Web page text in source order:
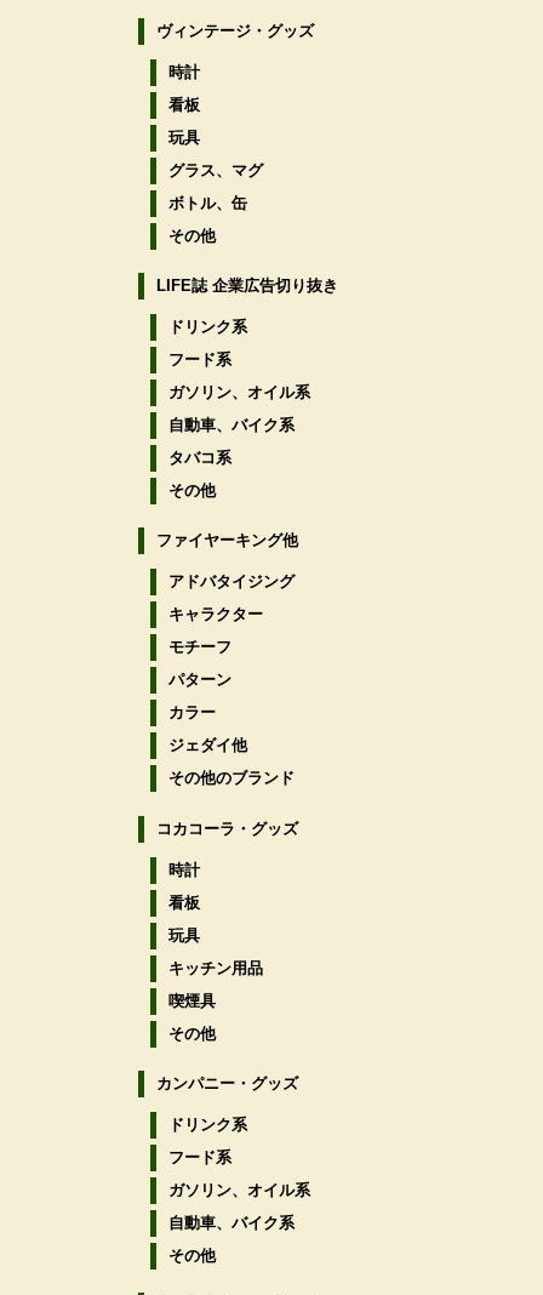
ヴィンテージ・グッズ
時計
看板
玩具
グラス、マグ
ボトル、缶
その他
LIFE誌 企業広告切り抜き
ドリンク系
フード系
ガソリン、オイル系
自動車、バイク系
タバコ系
その他
ファイヤーキング他
アドバタイジング
キャラクター
モチーフ
パターン
カラー
ジェダイ他
その他のブランド
コカコーラ・グッズ
時計
看板
玩具
キッチン用品
喫煙具
その他
カンパニー・グッズ
ドリンク系
フード系
ガソリン、オイル系
自動車、バイク系
その他